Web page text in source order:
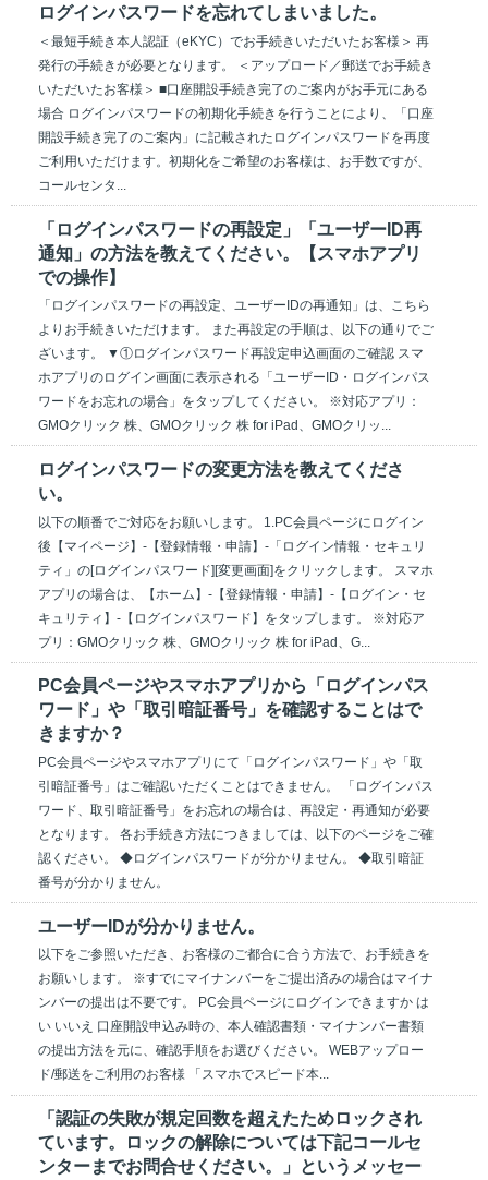
ログインパスワードを忘れてしまいました。
＜最短手続き本人認証（eKYC）でお手続きいただいたお客様＞ 再
発行の手続きが必要となります。 ＜アップロード／郵送でお手続き
いただいたお客様＞ ■口座開設手続き完了のご案内がお手元にある
場合 ログインパスワードの初期化手続きを行うことにより、「口座
開設手続き完了のご案内」に記載されたログインパスワードを再度
ご利用いただけます。初期化をご希望のお客様は、お手数ですが、
コールセンタ...
「ログインパスワードの再設定」「ユーザーID再
通知」の方法を教えてください。【スマホアプリ
での操作】
「ログインパスワードの再設定、ユーザーIDの再通知」は、こちら
よりお手続きいただけます。 また再設定の手順は、以下の通りでご
ざいます。 ▼①ログインパスワード再設定申込画面のご確認 スマ
ホアプリのログイン画面に表示される「ユーザーID・ログインパス
ワードをお忘れの場合」をタップしてください。 ※対応アプリ：
GMOクリック 株、GMOクリック 株 for iPad、GMOクリッ...
ログインパスワードの変更方法を教えてくださ
い。
以下の順番でご対応をお願いします。 1.PC会員ページにログイン
後【マイページ】-【登録情報・申請】-「ログイン情報・セキュリ
ティ」の[ログインパスワード][変更画面]をクリックします。 スマホ
アプリの場合は、【ホーム】-【登録情報・申請】-【ログイン・セ
キュリティ】-【ログインパスワード】をタップします。 ※対応ア
プリ：GMOクリック 株、GMOクリック 株 for iPad、G...
PC会員ページやスマホアプリから「ログインパス
ワード」や「取引暗証番号」を確認することはで
きますか？
PC会員ページやスマホアプリにて「ログインパスワード」や「取
引暗証番号」はご確認いただくことはできません。 「ログインパス
ワード、取引暗証番号」をお忘れの場合は、再設定・再通知が必要
となります。 各お手続き方法につきましては、以下のページをご確
認ください。 ◆ログインパスワードが分かりません。 ◆取引暗証
番号が分かりません。
ユーザーIDが分かりません。
以下をご参照いただき、お客様のご都合に合う方法で、お手続きを
お願いします。 ※すでにマイナンバーをご提出済みの場合はマイナ
ンバーの提出は不要です。 PC会員ページにログインできますか は
い いいえ 口座開設申込み時の、本人確認書類・マイナンバー書類
の提出方法を元に、確認手順をお選びください。 WEBアップロー
ド/郵送をご利用のお客様 「スマホでスピード本...
「認証の失敗が規定回数を超えたためロックされ
ています。ロックの解除については下記コールセ
ンターまでお問合せください。」というメッセー